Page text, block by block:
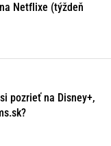
Netflixe (týždeň
pozrieť na Disney+,